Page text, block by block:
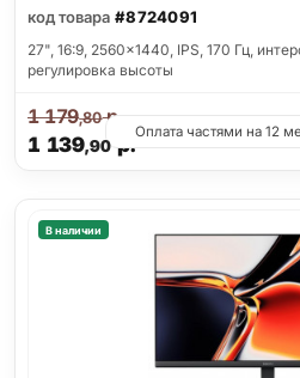
код товара #8724091
27", 16:9, 2560x1440, IPS, 170 Гц,
регулировка высоты
1 139,90 р.
1 179,80р.
Оплата частями на 12
В наличии